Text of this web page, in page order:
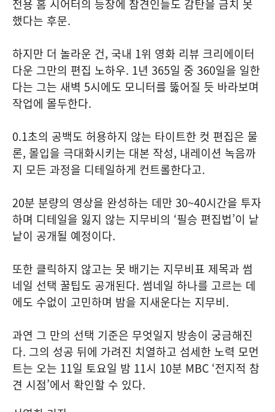
전용 홈 시어터의 등장에 참견인들도 감탄을 금치 못
했다는 후문.
하지만 더 놀라운 건, 국내 1위 영화 리뷰 크리에이터
다운 그만의 편집 노하우. 1년 365일 중 360일을 일한
다는 그는 새벽 5시에도 모니터를 뚫어질 듯 바라보며
작업에 몰두한다.
0.1초의 공백도 허용하지 않는 타이트한 컷 편집은 물
론, 몰입을 극대화시키는 대본 작성, 내레이션 녹음까
지 모든 과정을 디테일하게 컨트롤한다고.
20분 분량의 영상을 완성하는 데만 30~40시간을 투자
하며 디테일을 잃지 않는 지무비의 ‘필승 편집법’이 낱
낱이 공개될 예정이다.
또한 클릭하지 않고는 못 배기는 지무비표 제목과 썸
네일 선택 꿀팁도 공개된다. 썸네일 하나를 고르는 데
에도 수없이 고민하며 밤을 지새운다는 지무비.
과연 그 만의 선택 기준은 무엇일지 방송이 궁금해진
다. 그의 성공 뒤에 가려진 치열하고 섬세한 노력 모먼
트는 오는 11일 토요일 밤 11시 10분 MBC ‘전지적 참
견 시점’에서 확인할 수 있다.